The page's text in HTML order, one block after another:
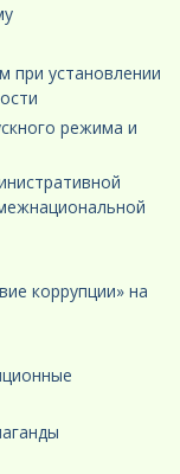
при установлении
режима и
коррупции» на